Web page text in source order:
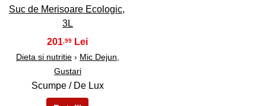
Suc de Merisoare Ecologic,
3L
201 ,99
Dieta si nutritie› Mic Dejun,
Gustari
Scumpe / De Lux